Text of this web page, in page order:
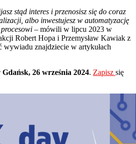
stąd interes i przenosisz się do coraz
albo inwestujesz w automatyzację
– mówili w lipcu 2023 w
Robert Hopa i Przemysław Kawiak z
wywiadu znajdziecie w artykułach
26 września 2024. Zapisz się